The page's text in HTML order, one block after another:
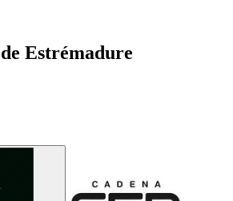
Estrémadure